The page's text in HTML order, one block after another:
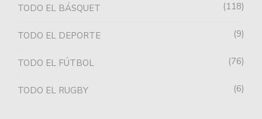
TODO EL BÁSQUET 118
TODO EL DEPORTE 9
TODO EL FÚTBOL 76
TODO EL RUGBY 6